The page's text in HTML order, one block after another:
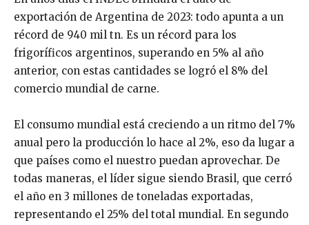
exportación de Argentina de 2023: todo apunta a un
récord de 940 mil tn. Es un récord para los
frigoríficos argentinos, superando en 5% al año
anterior, con estas cantidades se logró el 8% del
comercio mundial de carne.
El consumo mundial está creciendo a un ritmo del 7%
anual pero la producción lo hace al 2%, eso da lugar a
que países como el nuestro puedan aprovechar. De
todas maneras, el líder sigue siendo Brasil, que cerró
el año en 3 millones de toneladas exportadas,
representando el 25% del total mundial. En segundo